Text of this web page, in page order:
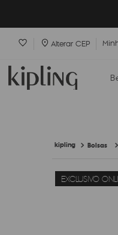
Alterar CEP
Bolsas
EXCLUSIVO